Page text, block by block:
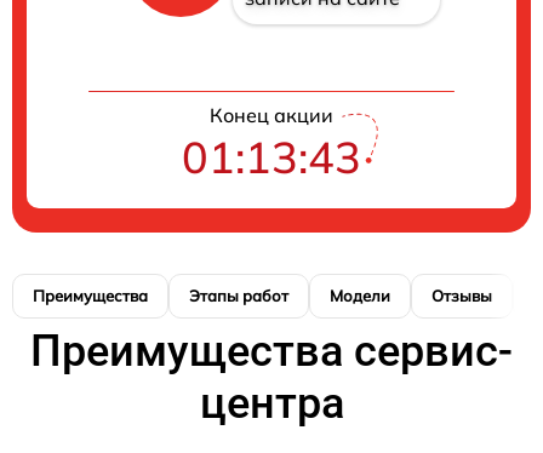
Конец акции
01:13:42
Преимущества Этапы работ Модели Отзывы
Преимущества сервис-
центра